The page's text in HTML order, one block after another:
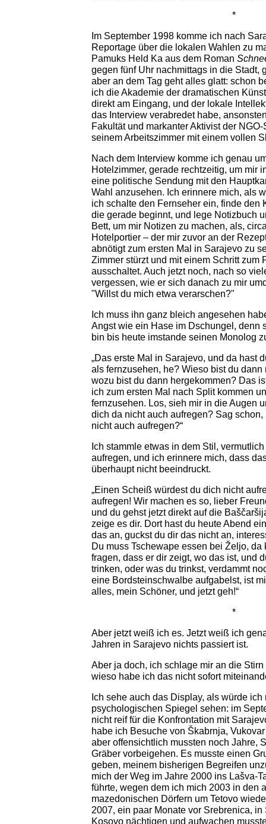
*
Im September 1998 komme ich nach
Reportage über die lokalen Wahlen zu
Pamuks Held Ka aus dem Roman
gegen fünf Uhr nachmittags in die Stadt,
aber an dem Tag geht alles glatt: schon
ich die Akademie der dramatischen
direkt am Eingang, und der lokale
das Interview verabredet habe,
Fakultät und markanter Aktivist der
seinem Arbeitszimmer mit einem vollen
Nach dem Interview komme ich genau
Hotelzimmer, gerade rechtzeitig, um mir
eine politische Sendung mit den
Wahl anzusehen. Ich erinnere mich, als
ich schalte den Fernseher ein, finde den
die gerade beginnt, und lege Notizbuch
Bett, um mir Notizen zu machen, als,
Hotelportier – der mir zuvor an der
abnötigt zum ersten Mal in Sarajevo zu
Zimmer stürzt und mit einem Schritt zum
ausschaltet. Auch jetzt noch, nach so
vergessen, wie er sich danach zu mir
"Willst du mich etwa verarschen?"
Ich muss ihn ganz bleich angesehen
Angst wie ein Hase im Dschungel, denn
bin bis heute imstande seinen Monolog
„Das erste Mal in Sarajevo, und da hast
als fernzusehen, he? Wieso bist du
wozu bist du dann hergekommen? Das
ich zum ersten Mal nach Split kommen
fernzusehen. Los, sieh mir in die Augen
dich da nicht auch aufregen? Sag
nicht auch aufregen?“
Ich stammle etwas in dem Stil,
aufregen, und ich erinnere mich, dass
überhaupt nicht beeindruckt.
„Einen Scheiß würdest du dich nicht
aufregen! Wir machen es so, lieber
und du gehst jetzt direkt auf die
zeige es dir. Dort hast du heute Abend
das an, guckst du dir das nicht an,
Du muss Tschewape essen bei Željo, da
fragen, dass er dir zeigt, wo das ist, und
trinken, oder was du trinkst, verdammt
eine Bordsteinschwalbe aufgabelst, ist
alles, mein Schöner, und jetzt geh!“
*
Aber jetzt weiß ich es. Jetzt weiß ich
Jahren in Sarajevo nichts passiert ist.
Aber ja doch, ich schlage mir an die
wieso habe ich das nicht sofort
Ich sehe auch das Display, als würde
psychologischen Spiegel sehen: im
nicht reif für die Konfrontation mit
habe ich Besuche von Škabrnja,
aber offensichtlich mussten noch Jahre,
Gräber vorbeigehen. Es musste einen
geben, meinem bisherigen Begreifen
mich der Weg im Jahre 2000 ins Lašva-
führte, wegen dem ich mich 2003 in den
mazedonischen Dörfern um Tetovo
2007, ein paar Monate vor Srebrenica,
Kosovo nächtigen und aufwachen